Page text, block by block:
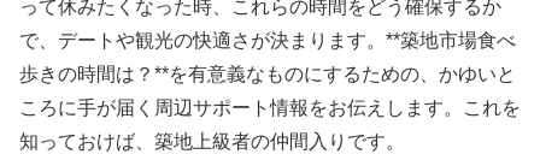
って休みたくなった時、これらの時間をどう確保するか
で、デートや観光の快適さが決まります。**築地市場食べ
歩きの時間は？**を有意義なものにするための、かゆいと
ころに手が届く周辺サポート情報をお伝えします。これを
知っておけば、築地上級者の仲間入りです。